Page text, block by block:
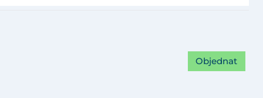
Objednat